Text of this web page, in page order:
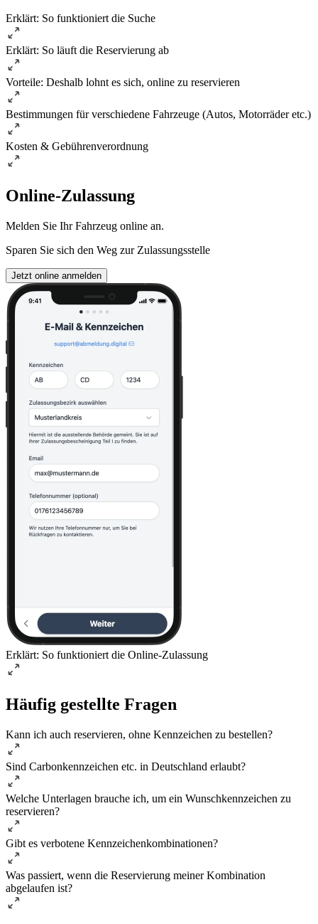
Erklärt: So funktioniert die Suche
Erklärt: So läuft die Reservierung ab
Vorteile: Deshalb lohnt es sich, online zu reservieren
Bestimmungen für verschiedene Fahrzeuge (Autos, Motorräder etc.)
Kosten & Gebührenverordnung
Online-Zulassung
Melden Sie Ihr Fahrzeug online an.
Sparen Sie sich den Weg zur Zulassungsstelle
Jetzt online anmelden
Erklärt: So funktioniert die Online-Zulassung
Häufig gestellte Fragen
Kann ich auch reservieren, ohne Kennzeichen zu bestellen?
Sind Carbonkennzeichen etc. in Deutschland erlaubt?
Welche Unterlagen brauche ich, um ein Wunschkennzeichen zu
reservieren?
Gibt es verbotene Kennzeichenkombinationen?
Was passiert, wenn die Reservierung meiner Kombination
abgelaufen ist?